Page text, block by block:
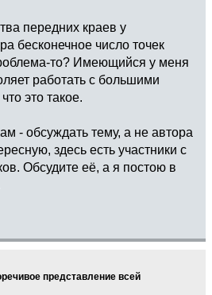
передних краев у
бесконечное число точек
то? Имеющийся у меня
работать с большими
это такое.
- обсуждать тему, а не автора
здесь есть участники с
Обсудите её, а я постою в
представление всей